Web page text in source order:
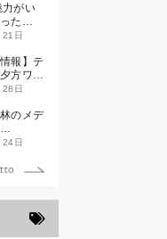
がい
た
(金)に
日
報】テ
方ワイ
日
のメデ
ーン
日